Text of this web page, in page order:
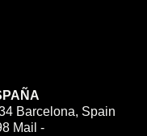
Barcelona, Spain
Mail -